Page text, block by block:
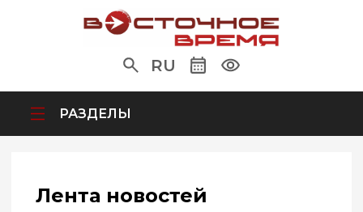
RU
РАЗДЕЛЫ
Лента новостей